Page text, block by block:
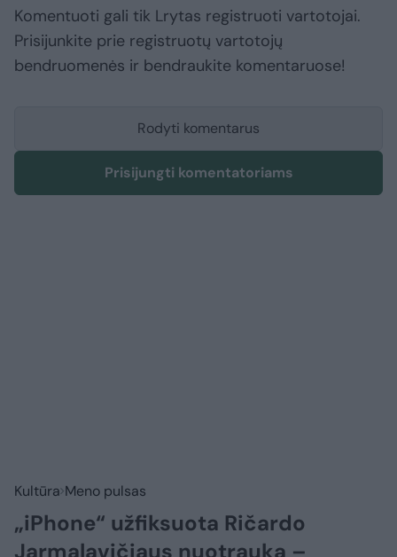
Komentuoti gali tik Lrytas registruoti vartotojai.
Prisijunkite prie registruotų vartotojų
bendruomenės ir bendraukite komentaruose!
Rodyti komentarus
Prisijungti komentatoriams
Kultūra Meno pulsas
„iPhone“ užfiksuota Ričardo
Jarmalavičiaus nuotrauka –